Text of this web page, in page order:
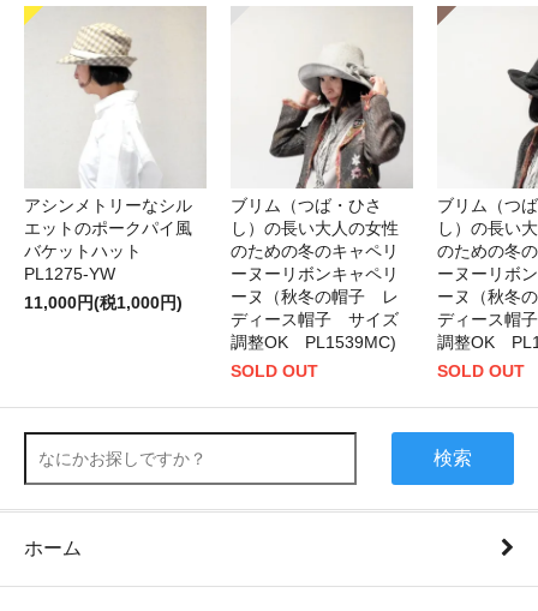
アシンメトリーなシル
エットのポークパイ風
バケットハット
PL1275-YW
11,000円(税1,000円)
ブリム（つば・ひさ
し）の長い大人の女性
のための冬のキャペリ
ーヌーリボンキャペリ
ーヌ（秋冬の帽子 レ
ディース帽子 サイズ
調整OK PL1539MC)
SOLD OUT
ブリム（つ
し）の長い
のための冬
ーヌーリボ
ーヌ（秋冬
ディース帽
調整OK
SOLD OUT
検索
ホーム